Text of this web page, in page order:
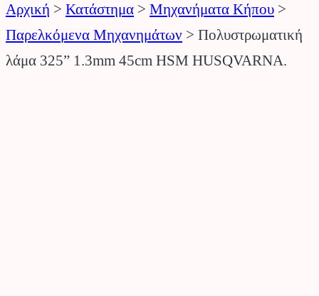
Αρχική > Κατάστημα > Μηχανήματα Κήπου >
Παρελκόμενα Μηχανημάτων > Πολυστρωματική
λάμα 325” 1.3mm 45cm HSM HUSQVARNA.